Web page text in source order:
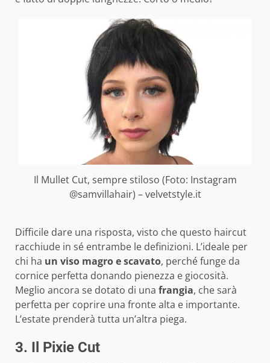
Il Mullet Cut, sempre stiloso (Foto: Instagram
@samvillahair) – velvetstyle.it
Difficile dare una risposta, visto che questo haircut
racchiude in sé entrambe le definizioni. L’ideale per
chi ha un viso magro e scavato, perché funge da
cornice perfetta donando pienezza e giocosità.
Meglio ancora se dotato di una frangia, che sarà
perfetta per coprire una fronte alta e importante.
L’estate prenderà tutta un’altra piega.
3. Il Pixie Cut